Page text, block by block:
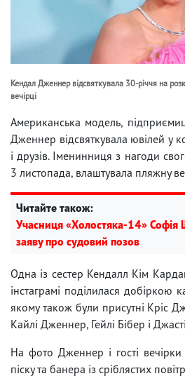
Кендал Дженнер відсвяткувала 30-річчя на
вечірці
Американська модель,
Дженнер відсвяткувала ювілей у
і друзів. Іменинниця з нагоди
3 листопада, влаштувала пляжну
Читайте також:
Учасниця «Холостяка-14» Софія
заяву про судовий позов
Одна із сестер Кендалл Кім
інстаграмі поділилася добіркою
якому також були присутні Кріс
Кайлі Дженнер, Гейлі Бібер і
На фото Дженнер і гості
піску та банера із сріблястих